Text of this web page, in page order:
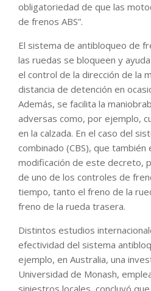
obligatoriedad de que las
de frenos ABS”.
El sistema de antibloqueo de
las ruedas se bloqueen y
el control de la dirección de la
distancia de detención en
Además, se facilita la
adversas como, por ejemplo,
en la calzada. En el caso del
combinado (CBS), que también
modificación de este decreto,
de uno de los controles de
tiempo, tanto el freno de la
freno de la rueda trasera.
Distintos estudios
efectividad del sistema
ejemplo, en Australia, una
Universidad de Monash,